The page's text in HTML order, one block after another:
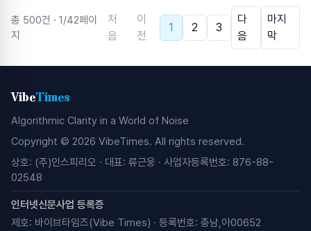
현재까지 총 175명의 어린이가 무료
수술을 받았다.
총 500건 · 1/42페이
지
처
음
이
전
1 2 3
다
음
마지
막
VibeTimes
Algorithmic Clarity in a World of Noise
Copyright © 2026 VibeTimes. All rights reserved.
상호: (주)인스피리오 · 대표: 류근웅 · 사업자등록번호: 876-88-
02548
인터넷신문사업 등록증
제호: 바이브타임즈(Vibe Times) · 등록번호: 충남,아00652